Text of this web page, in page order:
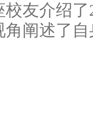
校友介绍
角阐述了